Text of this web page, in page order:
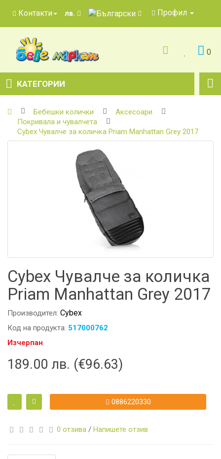
Контакти лв. Профил
0
КАТЕГОРИИ
Бебешки колички
Аксесоари
Покривала и чувалчета
Cybex Чувалче за количка Priam Manhattan Grey 2017
Cybex Чувалче за количка
Priam Manhattan Grey 2017
Производител: Cybex
Код на продукта: 517000762
Изчерпан
189.00 лв. (€96.63)
0886220330
0 отзива / Напишете отзив